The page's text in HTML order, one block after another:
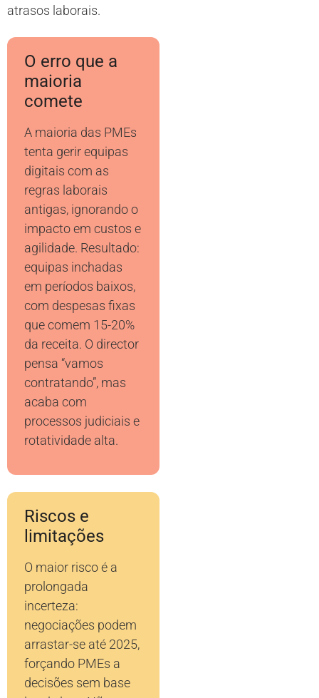
atrasos laborais.
O erro que a
maioria
comete
A maioria das PMEs
tenta gerir equipas
digitais com as
regras laborais
antigas, ignorando o
impacto em custos e
agilidade. Resultado:
equipas inchadas
em períodos baixos,
com despesas fixas
que comem 15-20%
da receita. O director
pensa “vamos
contratando”, mas
acaba com
processos judiciais e
rotatividade alta.
Riscos e
limitações
O maior risco é a
prolongada
incerteza:
negociações podem
arrastar-se até 2025,
forçando PMEs a
decisões sem base